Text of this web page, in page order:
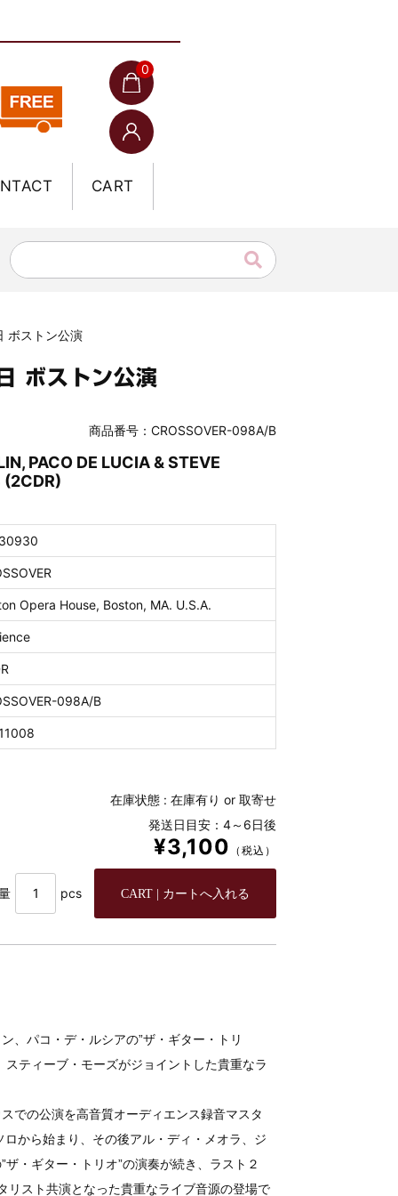
0
CART
ボストン公演
ストン公演
商品番号：CROSSOVER-098A/B
PACO DE LUCIA & STEVE
(2CDR)
Opera House, Boston, MA. U.S.A.
098A/B
在庫状態 : 在庫有り or 取寄せ
発送日目安：4～6日後
¥3,100 （税込）
pcs
、パコ・デ・ルシアの”ザ・ギター・トリ
ティーブ・モーズがジョイントした貴重なラ
での公演を高音質オーディエンス録音マスタ
から始まり、その後アル・ディ・メオラ、ジ
・ギター・トリオ”の演奏が続き、ラスト２
リスト共演となった貴重なライブ音源の登場で